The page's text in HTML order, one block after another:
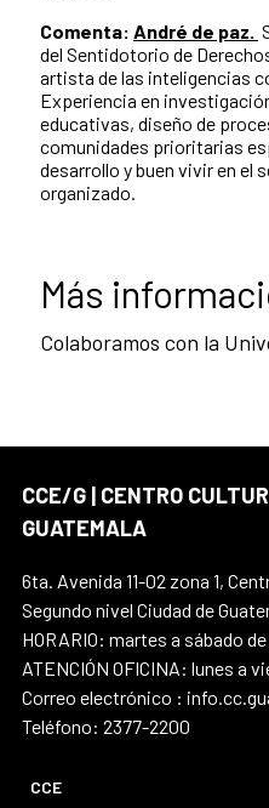
Comenta: André de paz.
del Sentidotorio de
artista de las inteligencias
Experiencia en
educativas, diseño de
comunidades prioritarias
desarrollo y buen vivir en el
organizado.
Más
Colaboramos con la
CCE/G | CENTRO
GUATEMALA
6ta. Avenida 11-02 zona 1,
Segundo nivel Ciudad de
HORARIO: martes a sábado
ATENCIÓN OFICINA: lunes a
Correo electrónico :
Teléfono: 2377-2200
CCE